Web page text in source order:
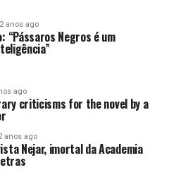
2 anos ago
“Pássaros Negros é um
ago
criticisms for the novel by a
anos ago
Nejar, imortal da Academia